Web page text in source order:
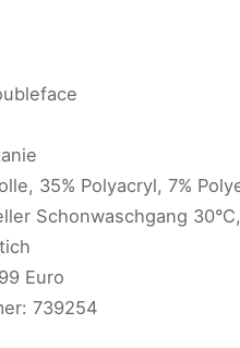
35% Polyacryl, 7%
Schonwaschgang
Euro
739254